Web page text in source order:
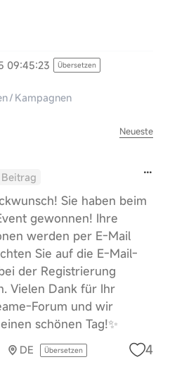
09:45:23 Übersetzen
/ Kampagnen
Neueste
Sie haben beim
gewonnen! Ihre
werden per E-Mail
Sie auf die E-Mail-
der Registrierung
Vielen Dank für Ihr
Forum und wir
schönen Tag!✨
DE Übersetzen 4